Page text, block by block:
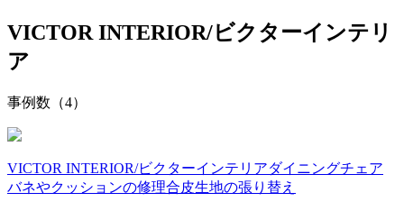
VICTOR INTERIOR/ビクターインテリ
ア
事例数（4）
VICTOR INTERIOR/ビクターインテリアダイニングチェア
バネやクッションの修理合皮生地の張り替え